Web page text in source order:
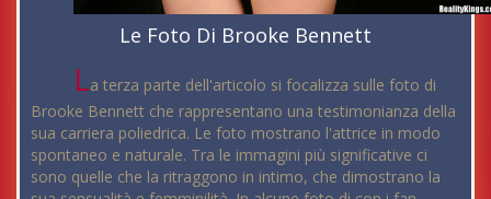
Le Foto Di Brooke Bennett
La terza parte dell'articolo si focalizza sulle foto di
Brooke Bennett che rappresentano una testimonianza della
sua carriera poliedrica. Le foto mostrano l'attrice in modo
spontaneo e naturale. Tra le immagini più significative ci
sono quelle che la ritraggono in intimo, che dimostrano la